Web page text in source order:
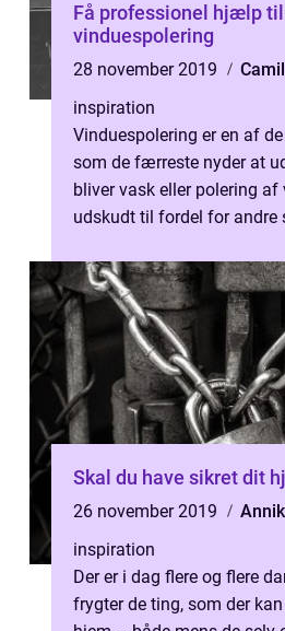
Få professionel hjælp til
vinduespolering
28 november 2019
inspiration
Vinduespolering er en af
som de færreste nyder at
bliver vask eller polering af
udskudt til fordel for andre
Skal du have sikret dit
26 november 2019
inspiration
Der er i dag flere og flere
frygter de ting, som der